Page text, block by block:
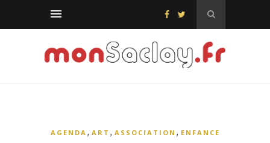
AGENDA , ART , ASSOCIATION , ENFANCE